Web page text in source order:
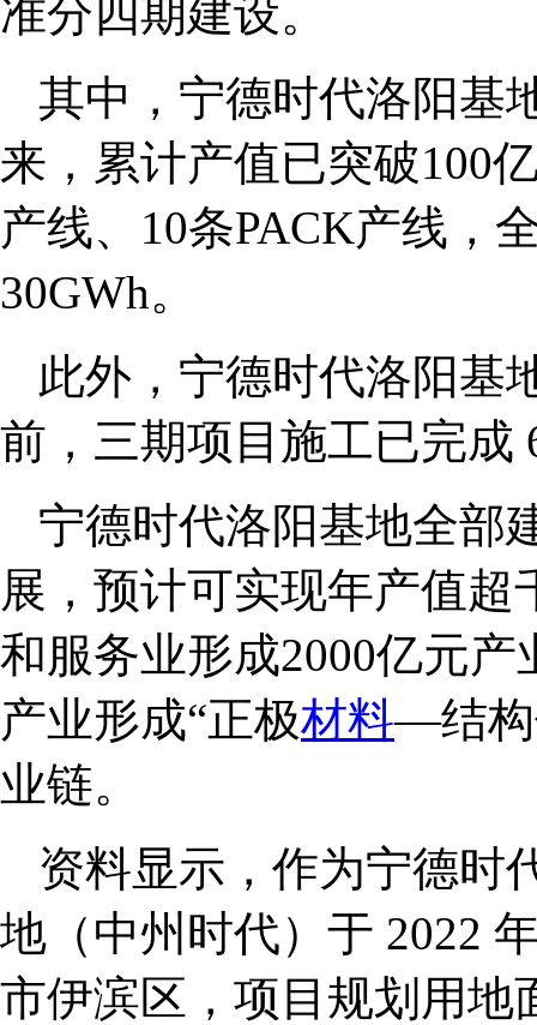
准分四期建设。
其中，宁德时代洛阳基
来，累计产值已突破100
产线、10条PACK产线，
30GWh。
此外，宁德时代洛阳基
前，三期项目施工已完成
宁德时代洛阳基地全部
展，预计可实现年产值
和服务业形成2000亿元
产业形成“正极材料—结
业链。
资料显示，作为宁德时
地（中州时代）于 2022
市伊滨区，项目规划用地